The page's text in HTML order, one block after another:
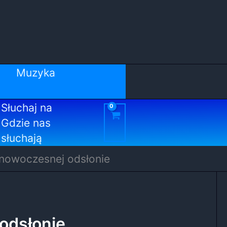
Muzyka
Słuchaj na
Gdzie nas
słuchają
odsłonie